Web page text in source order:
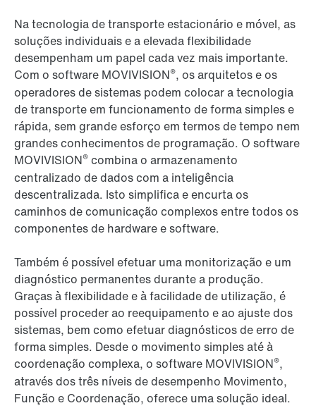
Na tecnologia de transporte estacionário e móvel, as
soluções individuais e a elevada flexibilidade
desempenham um papel cada vez mais importante.
Com o software MOVIVISION®, os arquitetos e os
operadores de sistemas podem colocar a tecnologia
de transporte em funcionamento de forma simples e
rápida, sem grande esforço em termos de tempo nem
grandes conhecimentos de programação. O software
MOVIVISION® combina o armazenamento
centralizado de dados com a inteligência
descentralizada. Isto simplifica e encurta os
caminhos de comunicação complexos entre todos os
componentes de hardware e software.
Também é possível efetuar uma monitorização e um
diagnóstico permanentes durante a produção.
Graças à flexibilidade e à facilidade de utilização, é
possível proceder ao reequipamento e ao ajuste dos
sistemas, bem como efetuar diagnósticos de erro de
forma simples. Desde o movimento simples até à
coordenação complexa, o software MOVIVISION®,
através dos três níveis de desempenho Movimento,
Função e Coordenação, oferece uma solução ideal.